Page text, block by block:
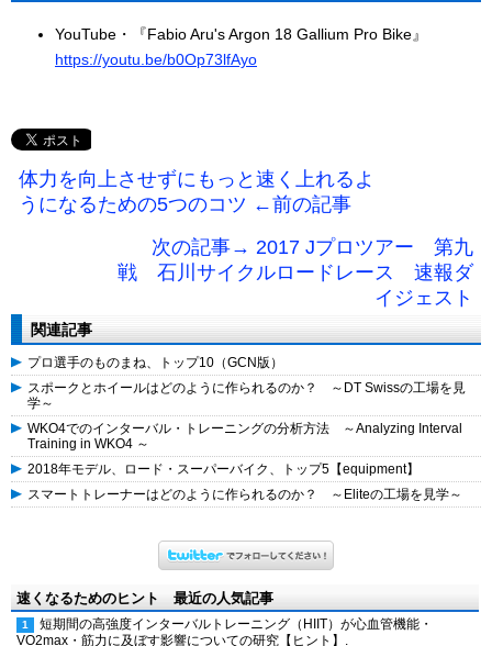
YouTube・『Fabio Aru's Argon 18 Gallium Pro Bike』
https://youtu.be/b0Op73lfAyo
体力を向上させずにもっと速く上れるよ
うになるための5つのコツ ←前の記事
次の記事→ 2017 Jプロツアー 第九
戦 石川サイクルロードレース 速報ダ
イジェスト
関連記事
プロ選手のものまね、トップ10（GCN版）
スポークとホイールはどのように作られるのか？ ～DT Swissの工場を見
学～
WKO4でのインターバル・トレーニングの分析方法 ～Analyzing Interval
Training in WKO4 ～
2018年モデル、ロード・スーパーバイク、トップ5【equipment】
スマートトレーナーはどのように作られるのか？ ～Eliteの工場を見学～
速くなるためのヒント 最近の人気記事
短期間の高強度インターバルトレーニング（HIIT）が心血管機能・
VO2max・筋力に及ぼす影響についての研究【ヒント】.